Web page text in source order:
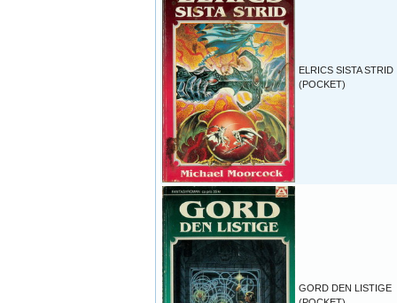
ELRICS SISTA STRID
(POCKET)
GORD DEN LISTIGE